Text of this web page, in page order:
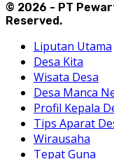
© 2026 - PT
Reserved.
Liputan Utama
Desa Kita
Wisata Desa
Desa Manca
Profil Kepala
Tips Aparat
Wirausaha
Tepat Guna